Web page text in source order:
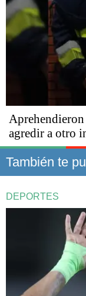
agredir a otro
También te
DEPORTES